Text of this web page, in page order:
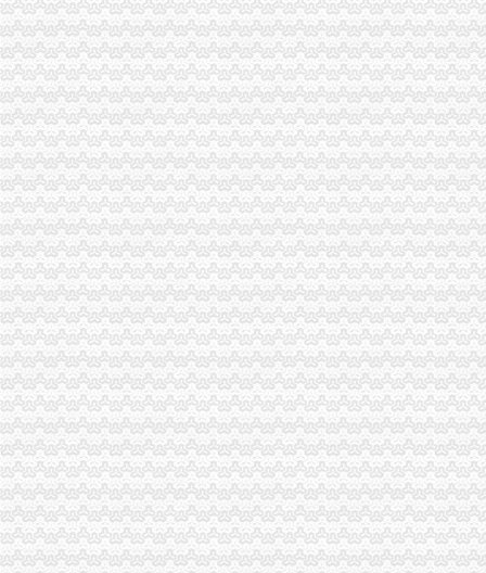
万州区工商局外贸公司注册员干部积为下岗失业人员搭建就业平台
市外贸公司注册要求工商局索建立员先进长效机制座谈会况综述
林顺禄助理巡视员到大渡口区工商分局重庆注册外贸公司调研
陈文渝副局外贸公司注册长对启动高危行业长效监管研究提出八点要求
渝北区工商分局外贸公司注册条件发挥力量监管校园周边食品安全
彭水县工商局外贸公司注册流程局紧急清缴伪劣2B笔
大足工商局重庆注册外贸公司十大举世措加政风行风评议工作
綦江县工商局重庆注册进出口公司一季度执法质量有较大提高
高新园分局外贸公司注册资金深化走进企业活动为企业排忧解难
永川工商局推行五项制度化市重庆注册外贸公司场监管
万州区工商局重庆注册进出口公司推行领导干部群众接待日制度
梁平工商局外贸公司注册条件五项措施狠抓食品安全监管
梁平工商局外贸公司注册资金开展道路运输危化品安全专项整工作
巴南区工商分局外贸公司注册认真制定整改措施和方案
丰都县工商局外贸公司注册资金建立查办案件规范
大渡口区工商分局外贸公司注册要求狠抓流动人口计划生育管理工作
市外贸公司注册要求局召开纪念建84周年大会
渝中局外贸公司注册流程集中收缴并放生600只青蛙
南川局整顿和规范市重庆代办外贸公司场经济秩序工作实现了5个突破
市外贸公司注册流程局召开业务处室信用信息化应用检查汇报会
市外贸公司注册流程局召开全市工商系统办公室主任暨《信访条例》培训会议
市外贸公司注册条件局召开先进教育活动群众满意度测评大会
武隆县工商局召开农资市外贸公司注册资金场管理座谈会
巫山县工商局重庆注册外贸公司召开先进教育群众满意度测评大会
九龙坡区工商分局外贸公司注册流程创建流通领域食品质量快速检查机制